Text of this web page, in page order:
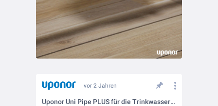
vor 2 Jahren
Uponor Uni Pipe PLUS für die Trinkwasserinstallation